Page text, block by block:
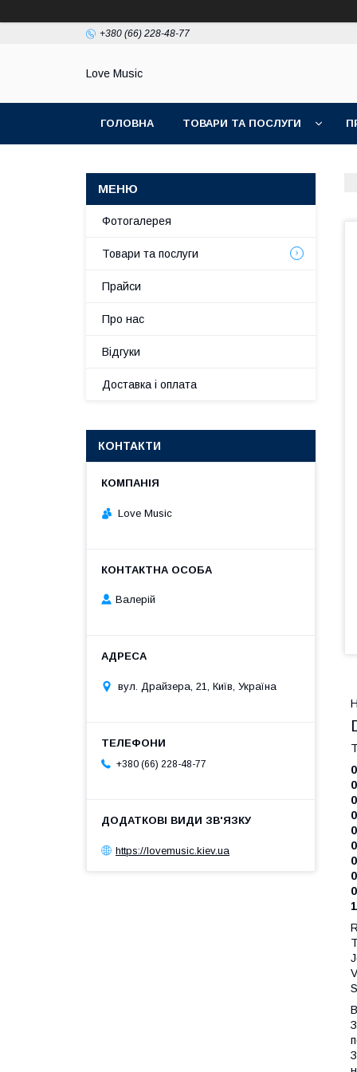
+380 (66) 228-48-77
Love Music
ГОЛОВНА ТОВАРИ ТА ПОСЛУГИ
Фотогалерея
Товари та послуги
Прайси
Про нас
Відгуки
Доставка і оплата
КОНТАКТИ
Love Music
Валерій
вул. Драйзера, 21, Київ, Україна
+380 (66) 228-48-77
https://lovemusic.kiev.ua